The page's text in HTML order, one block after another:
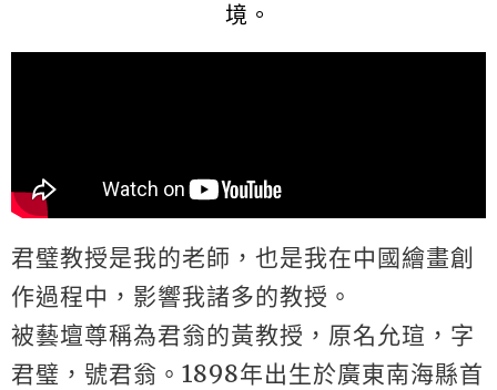
境。
君璧教授是我的老師，也是我在中國繪畫創
作過程中，影響我諸多的教授。
被藝壇尊稱為君翁的黃教授，原名允瑄，字
君璧，號君翁。1898年出生於廣東南海縣首